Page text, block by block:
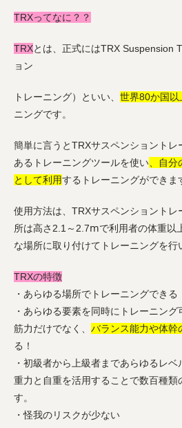
TRXってなに？？
TRXとは、正式にはTRX Suspension
ョン
トレーニング）といい、 世界80か国以
ニングです。
簡単に言うとTRXサスペンショント
あるトレーニングツールを使い 、自
として利用するトレーニングができま
使用方法は、TRXサスペンショントレ
所は高さ2.1～2.7ⅿで利用者の体重以
な場所に取り付けてトレーニングを行
TRXの特徴
・あらゆる場所でトレーニングできる
・あらゆる要素を同時にトレーニング
筋力だけでなく、 バランス能力や体幹
る！
・初級者から上級者まであらゆるレベ
重力と自重を活用することで数百種類
す。
・怪我のリスクが少ない